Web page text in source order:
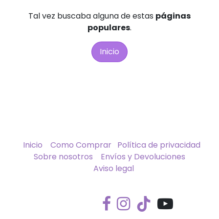
Tal vez buscaba alguna de estas páginas
populares.
Inicio
Inicio Como Comprar Política de privacidad
Sobre nosotros
Envíos y Devoluciones
Aviso legal